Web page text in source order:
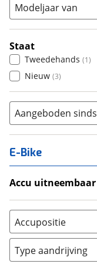
Modeljaar van
Staat
Tweedehands (1)
Nieuw (3)
Aangeboden sinds
E-Bike
Accu uitneembaar
Nee, vast (0)
Accupositie
Bagagedrager (0)
Frame (0 )
Type aandrijving